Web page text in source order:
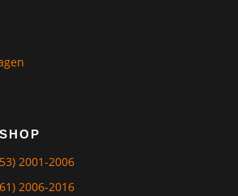
2001-2006
2006-2016